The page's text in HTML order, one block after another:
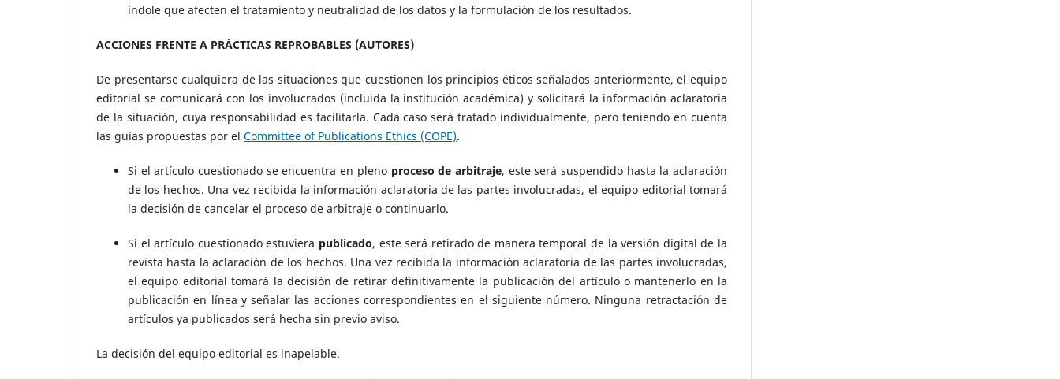
índole que afecten el tratamiento y neutralidad de los datos y la formulación de los resultados.
ACCIONES FRENTE A PRÁCTICAS REPROBABLES (AUTORES)
De presentarse cualquiera de las situaciones que cuestionen los principios éticos señalados anteriormente, el equipo
editorial se comunicará con los involucrados (incluida la institución académica) y solicitará la información aclaratoria
de la situación, cuya responsabilidad es facilitarla. Cada caso será tratado individualmente, pero teniendo en cuenta
las guías propuestas por el Committee of Publications Ethics (COPE).
Si el artículo cuestionado se encuentra en pleno proceso de arbitraje, este será suspendido hasta la aclaración
de los hechos. Una vez recibida la información aclaratoria de las partes involucradas, el equipo editorial tomará
la decisión de cancelar el proceso de arbitraje o continuarlo.
Si el artículo cuestionado estuviera publicado, este será retirado de manera temporal de la versión digital de la
revista hasta la aclaración de los hechos. Una vez recibida la información aclaratoria de las partes involucradas,
el equipo editorial tomará la decisión de retirar definitivamente la publicación del artículo o mantenerlo en la
publicación en línea y señalar las acciones correspondientes en el siguiente número. Ninguna retractación de
artículos ya publicados será hecha sin previo aviso.
La decisión del equipo editorial es inapelable.